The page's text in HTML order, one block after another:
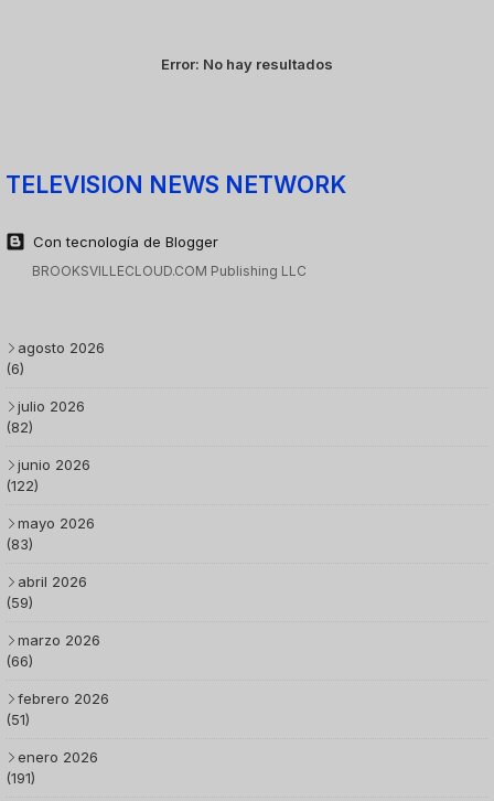
Error: No hay resultados
TELEVISION NEWS NETWORK
Con tecnología de Blogger
BROOKSVILLECLOUD.COM Publishing LLC
agosto 2026
(6)
julio 2026
(82)
junio 2026
(122)
mayo 2026
(83)
abril 2026
(59)
marzo 2026
(66)
febrero 2026
(51)
enero 2026
(191)